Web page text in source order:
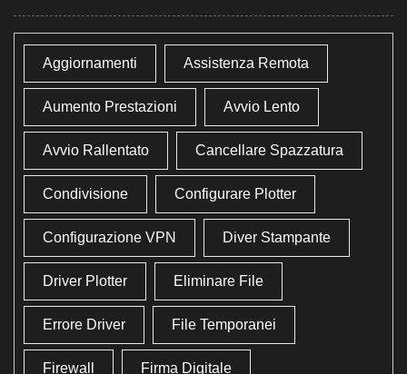
Aggiornamenti Assistenza Remota
Aumento Prestazioni Avvio Lento
Avvio Rallentato Cancellare Spazzatura
Condivisione Configurare Plotter
Configurazione VPN Diver Stampante
Driver Plotter Eliminare File
Errore Driver File Temporanei
Firewall Firma Digitale